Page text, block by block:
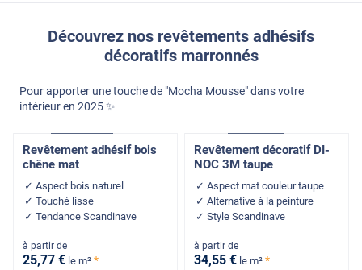
Découvrez nos revêtements adhésifs
décoratifs marronnés
Pour apporter une touche de "Mocha Mousse" dans votre
intérieur en 2025 ✨
Revêtement adhésif bois
chêne mat
Aspect bois naturel
Touché lisse
Tendance Scandinave
à partir de
25,77 € le m² *
Revêtement décoratif DI-
NOC 3M taupe
Aspect mat couleur taupe
Alternative à la peinture
Style Scandinave
à partir de
34,55 € le m² *